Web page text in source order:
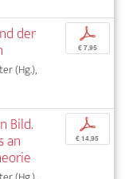
der
(Hg.),
p
€ 7,95
Bild.
an
p
€ 14,95